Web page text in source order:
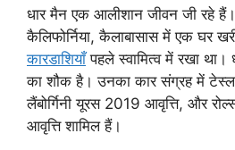
धार मैन एक आलीशान जीवन जी रहे
कैलिफोर्निया, कैलाबासास में एक घर
कारडाशियाँपहले स्वामित्व में रखा था।
का शौक है। उनका कार संग्रह में
लैंबोर्गिनी यूरस 2019 आवृत्ति, और
आवृत्ति शामिल हैं।